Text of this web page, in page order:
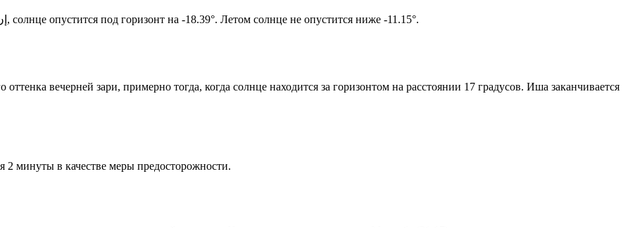
Новый день по солнечному календарю. Сегодня, إن شاء الله, солнце опустится под горизонт на -18.39°. Летом солнце не опустится ниже -11.15°.
вечерней зари, примерно тогда, когда солнце находится за горизонтом на расстоянии 17 градусов. Иша заканчивается
минуты в качестве меры предосторожности.